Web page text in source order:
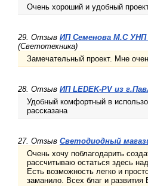
Очень хороший и удобный
29. Отзыв ИП Семенова М.С УНП
(Светотехника)
Замечательный проект. Мне
28. Отзыв ИП LEDEK-PV из
Удобный комфортный в
рассказана
27. Отзыв Светодиодный
Очень хочу поблагодарить
рассчитываю остаться здесь
Есть возможность легко и
заманило. Всех благ и развития